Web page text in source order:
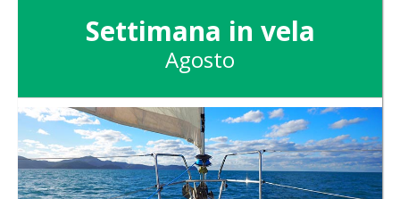
Settimana in vela
Agosto